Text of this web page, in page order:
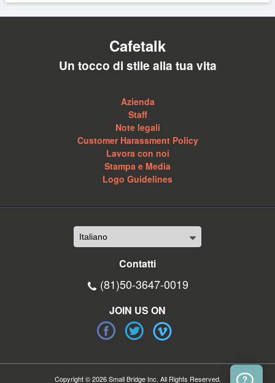
Cafetalk
Un tocco di stile alla tua vita
Azienda
Staff
Note legali
Customer Harassment Policy
Lavora con noi
Stampa e Media
Logo Guidelines
Contatti
(81)50-3647-0019
JOIN US ON
Copyright © 2026 Small Bridge Inc. All Rights Reserved.